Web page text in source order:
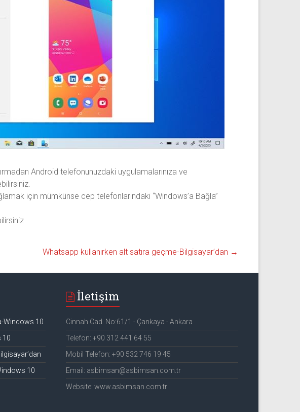
Android telefonunuzdaki uygulamalarınıza ve
için mümkünse cep telefonlarındaki “Windows’a Bağla”
Whatsapp kullanırken alt satıra geçme-Bilgisayar’dan →
Windows 10
10
10
İletişim
Cinnah Cad. No:61/1 - Çankaya - Ankara
Telefon: +90 312 441 64 55
Mobil Telefon: +90 532 746 19 45
Email: asbimsan@asbimsan.com.tr
Website: www.asbimsan.com.tr